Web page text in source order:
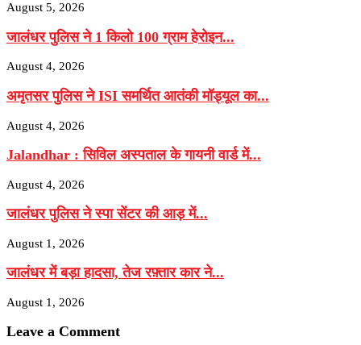
August 5, 2026
जालंधर पुलिस ने 1 किलो 100 ग्राम हेरोइन...
August 4, 2026
अमृतसर पुलिस ने ISI समर्थित आतंकी मॉड्यूल का...
August 4, 2026
Jalandhar : सिविल अस्पताल के गायनी वार्ड में...
August 4, 2026
जालंधर पुलिस ने स्पा सेंटर की आड़ में...
August 1, 2026
जालंधर में बड़ा हादसा, तेज रफ़्तार कार ने...
August 1, 2026
Leave a Comment